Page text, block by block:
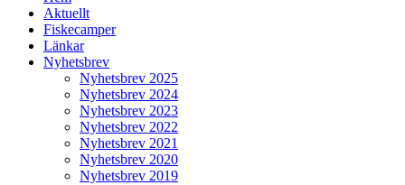
Aktuellt
Fiskecamper
Länkar
Nyhetsbrev
Nyhetsbrev 2025
Nyhetsbrev 2024
Nyhetsbrev 2023
Nyhetsbrev 2022
Nyhetsbrev 2021
Nyhetsbrev 2020
Nyhetsbrev 2019